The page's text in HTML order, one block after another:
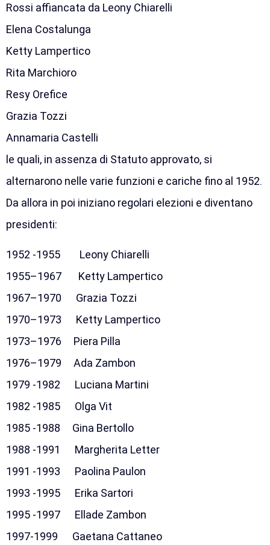
Rossi affiancata da Leony Chiarelli
Elena Costalunga
Ketty Lampertico
Rita Marchioro
Resy Orefice
Grazia Tozzi
Annamaria Castelli
le quali, in assenza di Statuto approvato, si
alternarono nelle varie funzioni e cariche fino al 1952.
Da allora in poi iniziano regolari elezioni e diventano
presidenti:
1952 -1955 Leony Chiarelli
1955–1967 Ketty Lampertico
1967–1970 Grazia Tozzi
1970–1973 Ketty Lampertico
1973–1976 Piera Pilla
1976–1979 Ada Zambon
1979 -1982 Luciana Martini
1982 -1985 Olga Vit
1985 -1988 Gina Bertollo
1988 -1991 Margherita Letter
1991 -1993 Paolina Paulon
1993 -1995 Erika Sartori
1995 -1997 Ellade Zambon
1997-1999 Gaetana Cattaneo